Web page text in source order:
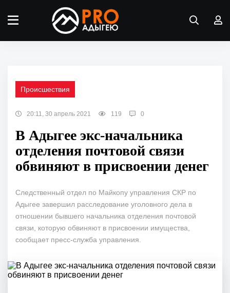
Происшествия
20:11, 30 апрель 2021 119 0
В Адыгее экс-начальника
отделения почтовой связи
обвиняют в присвоении денег
Следственный отдел по Майкопу управления СКР по
Адыгее завершил расследование уголовного дела в
отношении бывшего начальника отделения почтовой
связи, которую обвиняют в присвоении имущества,
сообщает пресс-служба управления.